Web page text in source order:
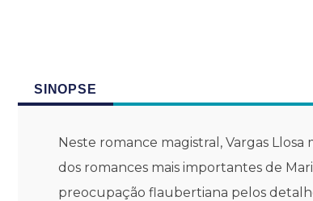
SINOPSE
Neste romance magistral, Vargas
dos romances mais importantes de
preocupação flaubertiana pelos